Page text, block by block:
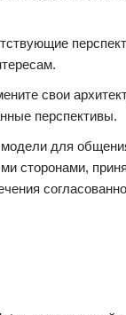
свои
перспективы.
для
сторонами,